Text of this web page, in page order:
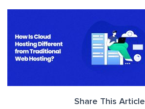
Share This Article